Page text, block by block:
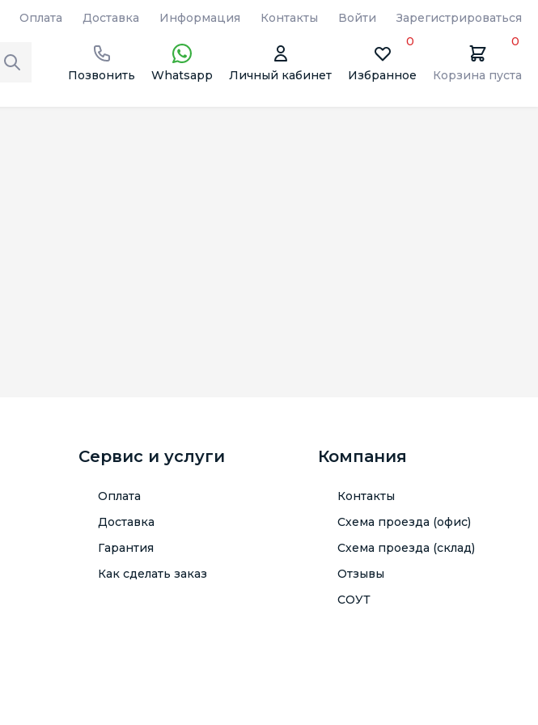
Оплата Доставка Информация Контакты Войти Зарегистрироваться
Позвонить Whatsapp Личный кабинет Избранное
0
Корзина пуста
0
Сервис и услуги
Оплата
Доставка
Гарантия
Как сделать заказ
Компания
Контакты
Схема проезда (офис)
Схема проезда (склад)
Отзывы
СОУТ